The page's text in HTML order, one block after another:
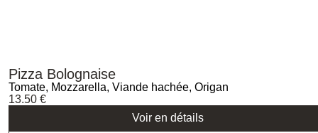
Pizza Bolognaise
Tomate, Mozzarella, Viande hachée, Origan
13.50 €
Voir en détails